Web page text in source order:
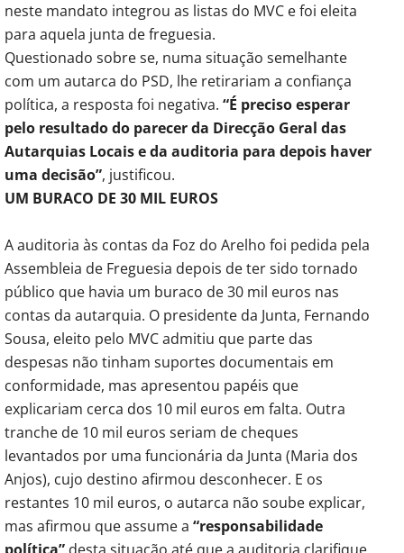
neste mandato integrou as listas do MVC e foi eleita
para aquela junta de freguesia.
Questionado sobre se, numa situação semelhante
com um autarca do PSD, lhe retirariam a confiança
política, a resposta foi negativa. “É preciso esperar
pelo resultado do parecer da Direcção Geral das
Autarquias Locais e da auditoria para depois haver
uma decisão”, justificou.
UM BURACO DE 30 MIL EUROS
A auditoria às contas da Foz do Arelho foi pedida pela
Assembleia de Freguesia depois de ter sido tornado
público que havia um buraco de 30 mil euros nas
contas da autarquia. O presidente da Junta, Fernando
Sousa, eleito pelo MVC admitiu que parte das
despesas não tinham suportes documentais em
conformidade, mas apresentou papéis que
explicariam cerca dos 10 mil euros em falta. Outra
tranche de 10 mil euros seriam de cheques
levantados por uma funcionária da Junta (Maria dos
Anjos), cujo destino afirmou desconhecer. E os
restantes 10 mil euros, o autarca não soube explicar,
mas afirmou que assume a “responsabilidade